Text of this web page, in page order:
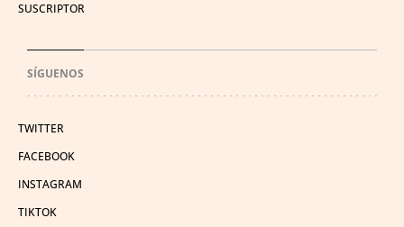
SUSCRIPTOR
SÍGUENOS
TWITTER
FACEBOOK
INSTAGRAM
TIKTOK